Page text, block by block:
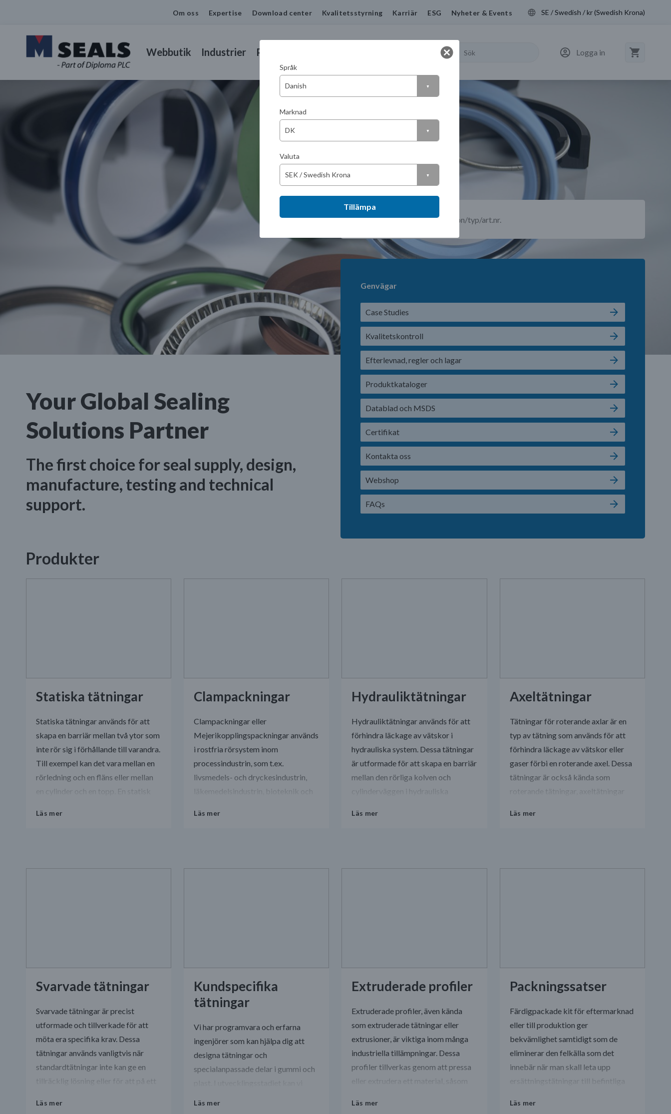
Om oss Expertise Download center Kvalitetsstyrning Karriär ESG Nyheter & Events SE / Swedish / kr (Swedish Krona)
Webbutik Industrier Produkter Logga in
Your Global Sealing
Solutions Partner
The first choice for seal supply, design,
manufacture, testing and technical
support.
Genvägar
Case Studies
Kvalitetskontroll
Efterlevnad, regler och lagar
Produktkataloger
Datablad och MSDS
Certifikat
Kontakta oss
Webshop
FAQs
Produkter
Statiska tätningar
Statiska tätningar används för att
skapa en barriär mellan två ytor som
inte rör sig i förhållande till varandra.
Till exempel kan det vara mellan en
rörledning och en fläns eller mellan
en cylinder och en topp. En statisk
förhindra läckage av vätskor eller
Läs mer
Clampackningar
Clampackningar eller
Mejerikopplingspackningar används
i rostfria rörsystem inom
processindustrin, som t.ex.
livsmedels- och dryckesindustrin,
läkemedelsindustrin, bioteknik och
tätningar ger en barriär mellan
Läs mer
Hydrauliktätningar
Hydrauliktätningar används för att
förhindra läckage av vätskor i
hydrauliska system. Dessa tätningar
är utformade för att skapa en barriär
mellan den rörliga kolven och
cylinderväggen i hydrauliska
andra hydrauliska komponenter.
Läs mer
Axeltätningar
Tätningar för roterande axlar är en
typ av tätning som används för att
förhindra läckage av vätskor eller
gaser förbi en roterande axel. Dessa
tätningar är också kända som
roterande tätningar, axeltätningar
Läs mer
Svarvade tätningar
Svarvade tätningar är precist
utformade och tillverkade för att
möta era specifika krav. Dessa
tätningar används vanligtvis när
standardtätningar inte kan ge en
tillräcklig lösning eller för att på ett
tillverka prototyper.
Läs mer
Kundspecifika
tätningar
Vi har programvara och erfarna
ingenjörer som kan hjälpa dig att
designa tätningar och
specialanpassade delar i gummi och
Läs mer
Extruderade profiler
Extruderade profiler, även kända
som extruderade tätningar eller
extrusioner, är viktiga inom många
industriella tillämpningar. Dessa
profiler tillverkas genom att pressa
eller extrudera ett material, såsom
med en specifik form och dimension.
Läs mer
Packningssatser
Färdigpackade kit för eftermarknad
eller till produktion ger
bekvämlighet samtidigt som de
eliminerar den felkälla som det
innebär när man skall leta upp
ersättningstätningar till befintliga
ringssatser erbjuder M Seals ett
Läs mer
Språk
Marknad
Valuta
Tillämpa